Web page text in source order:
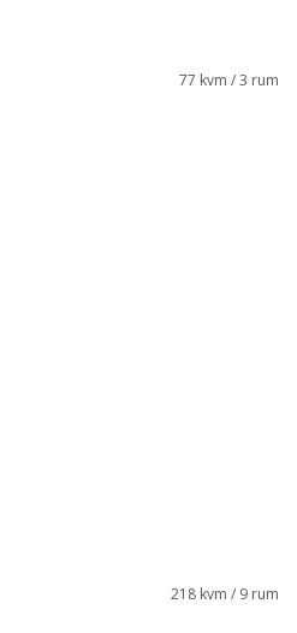
77 kvm / 3 rum
218 kvm / 9 rum